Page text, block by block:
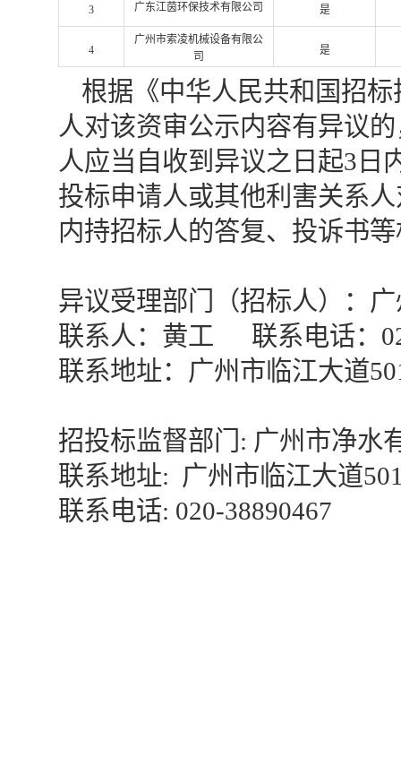
3 广东江茵环保技术有限公司 是
4
广州市索凌机械设备有限公
司
是
根据《中华人民共和国招
人对该资审公示内容有异议
人应当自收到异议之日起3日
投标申请人或其他利害关系
内持招标人的答复、投诉书
异议受理部门（招标人）：
联系人： 黄工 联系电话：
联系地址：广州市临江大道
招投标监督部门 : 广州市净水
联系地址: 广州市临江大道
联系电话: 020-38890467